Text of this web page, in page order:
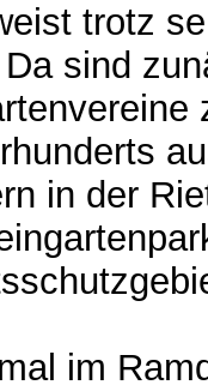
trotz
sind
in der
im